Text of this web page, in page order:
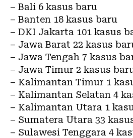
– Bali 6 kasus baru
– Banten 18 kasus baru
– DKI Jakarta 101 kasus
– Jawa Barat 22 kasus
– Jawa Tengah 7 kasus
– Jawa Timur 2 kasus
– Kalimantan Timur 1
– Kalimantan Selatan 4
– Kalimantan Utara 1
– Sumatera Utara 33
– Sulawesi Tenggara 4